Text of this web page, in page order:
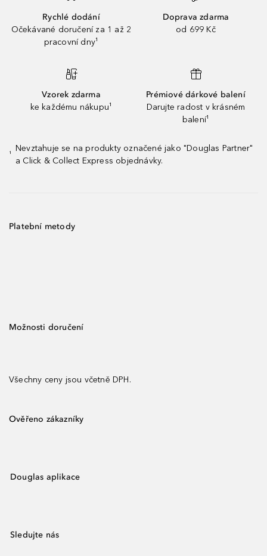
Rychlé dodání
Očekávané doručení za 1 až 2
pracovní dny¹
Doprava zdarma
od 699 Kč
Vzorek zdarma
ke každému nákupu¹
Prémiové dárkové balení
Darujte radost v krásném
balení¹
¹
Nevztahuje se na produkty označené jako "Douglas Partner"
a Click & Collect Express objednávky.
Platební metody
Možnosti doručení
Všechny ceny jsou včetně DPH.
Ověřeno zákazníky
Douglas aplikace
Sledujte nás